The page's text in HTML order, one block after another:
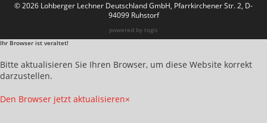
© 2026 Lohberger Lechner Deutschland GmbH, Pfarrkirchener Str. 2, D-
94099 Ruhstorf
powered by togis
Ihr Browser ist veraltet!
Bitte aktualisieren Sie Ihren Browser, um diese Website korrekt
darzustellen.
Den Browser jetzt aktualisieren×